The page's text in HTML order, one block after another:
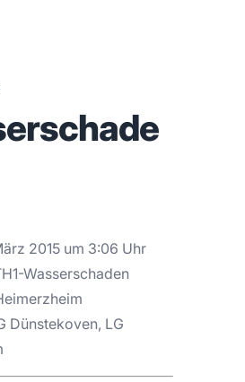
2015 um 3:06 Uhr
Wasserschaden
Dünstekoven, LG